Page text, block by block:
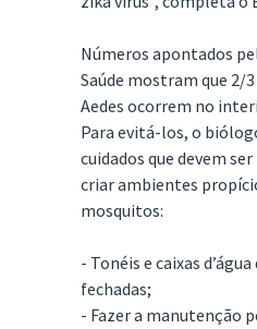
Números apontados
Saúde mostram que 2/
Aedes ocorrem no
Para evitá-los, o
cuidados que devem
criar ambientes
mosquitos:
- Tonéis e caixas
fechadas;
- Fazer a manutenção